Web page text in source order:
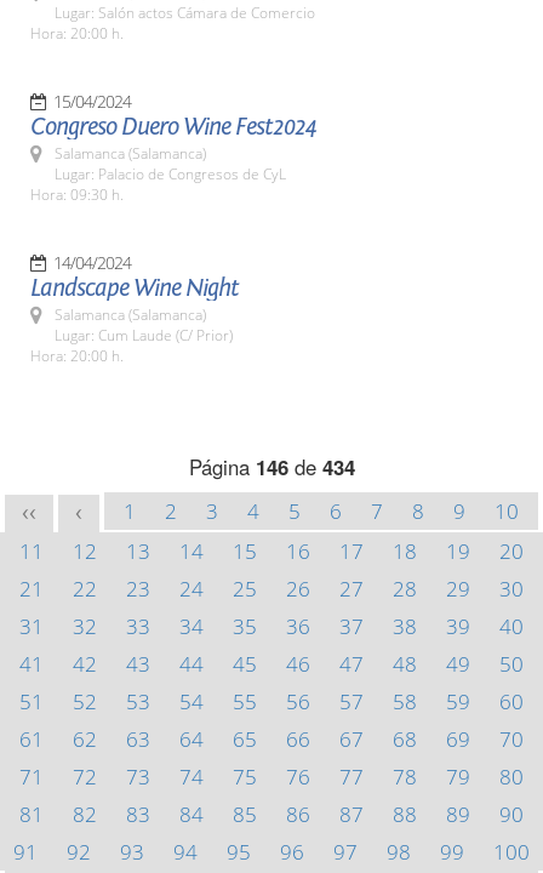
Lugar: Salón actos Cámara de Comercio
Hora: 20:00 h.
15/04/2024
Congreso Duero Wine Fest2024
Salamanca (Salamanca)
Lugar: Palacio de Congresos de CyL
Hora: 09:30 h.
14/04/2024
Landscape Wine Night
Salamanca (Salamanca)
Lugar: Cum Laude (C/ Prior)
Hora: 20:00 h.
Página 146de 434
<< < 1 2 3 4 5 6 7 8 9
10
11
12 13 14 15 16 17 18 19
20
21
22 23 24 25 26 27 28 29
30
31
32 33 34 35 36 37 38 39
40
41
42 43 44 45 46 47 48 49
50
51
52 53 54 55 56 57 58 59
60
61
62 63 64 65 66 67 68 69
70
71
72 73 74 75 76 77 78 79
80
81
82 83 84 85 86 87 88 89
90
91
92 93 94 95 96 97 98 99
100